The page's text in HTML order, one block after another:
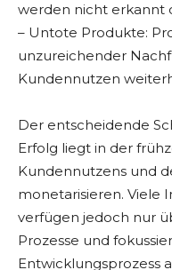
werden nicht erkannt
– Untote Produkte:
unzureichender
Kundennutzen
Der entscheidende
Erfolg liegt in der
Kundennutzens und
monetarisieren. Viele
verfügen jedoch nur
Prozesse und
Entwicklungsprozess